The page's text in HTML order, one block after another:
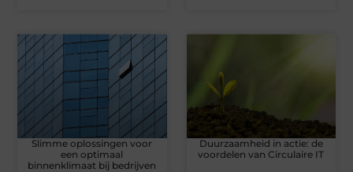
Slimme oplossingen voor
een optimaal
binnenklimaat bij bedrijven
Duurzaamheid in actie: de
voordelen van Circulaire IT